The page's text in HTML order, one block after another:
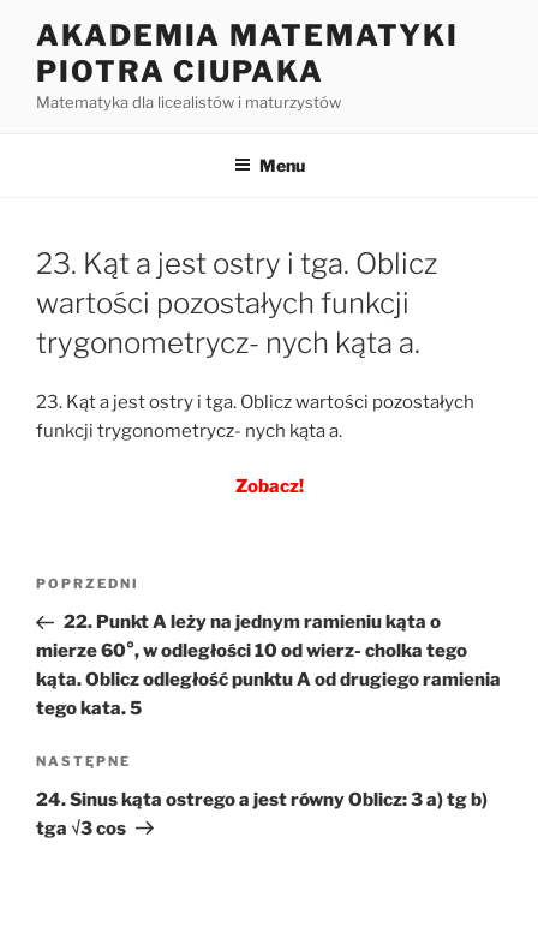
treści
AKADEMIA MATEMATYKI
PIOTRA CIUPAKA
Matematyka dla licealistów i maturzystów
Menu
23. Kąt a jest ostry i tga. Oblicz
wartości pozostałych funkcji
trygonometrycz- nych kąta a.
23. Kąt a jest ostry i tga. Oblicz wartości pozostałych
funkcji trygonometrycz- nych kąta a.
Zobacz!
Nawigacja
Poprzedni
wpis
POPRZEDNI
22. Punkt A leży na jednym ramieniu kąta o
mierze 60°, w odległości 10 od wierz- cholka tego
kąta. Oblicz odległość punktu A od drugiego ramienia
tego kata. 5
Następny
wpis
NASTĘPNE
24. Sinus kąta ostrego a jest równy Oblicz: 3 a) tg b)
tga √3 cos